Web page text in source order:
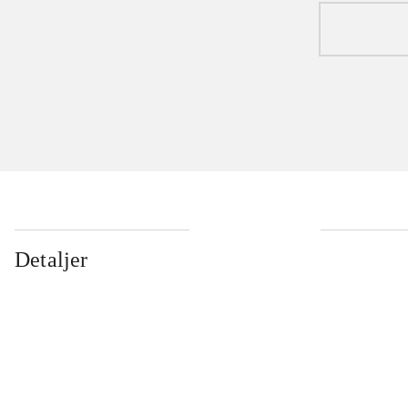
Detaljer